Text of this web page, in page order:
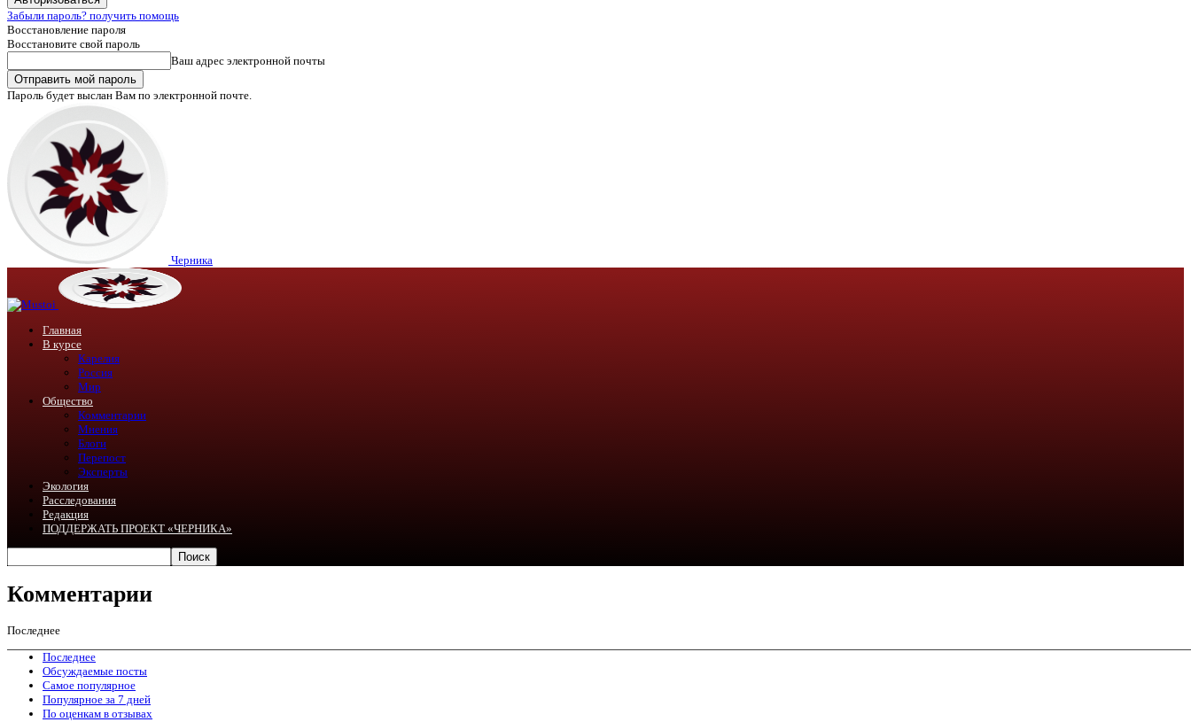
Забыли пароль? получить помощь
Восстановление пароля
Восстановите свой пароль
Ваш адрес электронной почты
Пароль будет выслан Вам по электронной почте.
Черника
Главная
В курсе
Карелия
Россия
Мир
Общество
Комментарии
Мнения
Блоги
Перепост
Эксперты
Экология
Расследования
Редакция
ПОДДЕРЖАТЬ ПРОЕКТ «ЧЕРНИКА»
Комментарии
Последнее
Последнее
Обсуждаемые посты
Самое популярное
Популярное за 7 дней
По оценкам в отзывах